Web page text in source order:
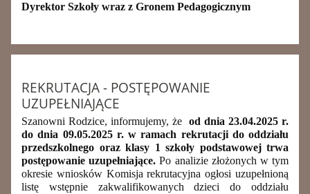
Dyrektor Szkoły wraz z Gronem Pedagogicznym
REKRUTACJA - POSTĘPOWANIE
UZUPEŁNIAJĄCE
Szanowni Rodzice, informujemy, że od dnia 23.04.2025 r.
do dnia 09.05.2025 r. w ramach rekrutacji do oddziału
przedszkolnego oraz klasy 1 szkoły podstawowej trwa
postępowanie uzupełniające.Po analizie złożonych w tym
okresie wniosków Komisja rekrutacyjna ogłosi uzupełnioną
listę wstępnie zakwalifikowanych dzieci do oddziału